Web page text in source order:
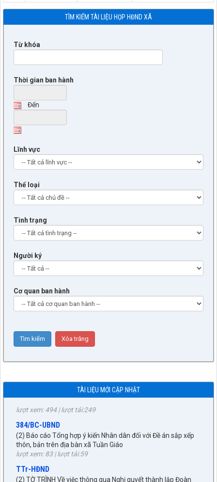
TÌM KIẾM TÀI LIỆU HỌP HĐND XÃ
Từ khóa
Thời gian ban hành
Đến
Lĩnh vực
Thể loại
Tình trạng
Người ký
Cơ quan ban hành
TÀI LIỆU MỚI CẬP NHẬT
công dân, giải quyết khiếu nại, tố cáo và phòng, chống tham
nhũng, tiêu cực 6 tháng đầu năm 2026
lượt xem: 494 | lượt tải:249
384/BC-UBND
(2) Báo cáo Tổng hợp ý kiến Nhân dân đối với Đề án sắp xếp
thôn, bản trên địa bàn xã Tuần Giáo
lượt xem: 83 | lượt tải:59
TTr-HĐND
(2) TỜ TRÌNH Về việc thông qua Nghị quyết thành lập Đoàn